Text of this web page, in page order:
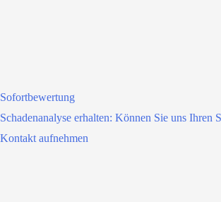
Sofortbewertung
Schadenanalyse erhalten: Können Sie uns Ihren
Kontakt aufnehmen